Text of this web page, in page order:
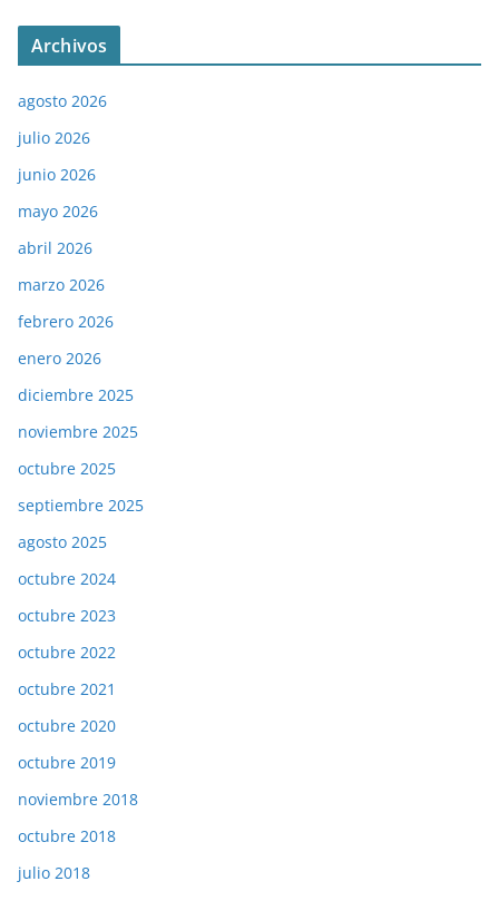
Archivos
agosto 2026
julio 2026
junio 2026
mayo 2026
abril 2026
marzo 2026
febrero 2026
enero 2026
diciembre 2025
noviembre 2025
octubre 2025
septiembre 2025
agosto 2025
octubre 2024
octubre 2023
octubre 2022
octubre 2021
octubre 2020
octubre 2019
noviembre 2018
octubre 2018
julio 2018